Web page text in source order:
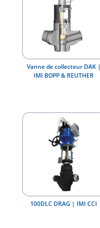
Vanne de collecteur DAK |
IMI BOPP & REUTHER
100DLC DRAG | IMI CCI